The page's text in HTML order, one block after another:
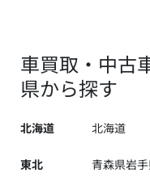
車買取・中古
県から探す
北海道 北海道
東北 青森県岩